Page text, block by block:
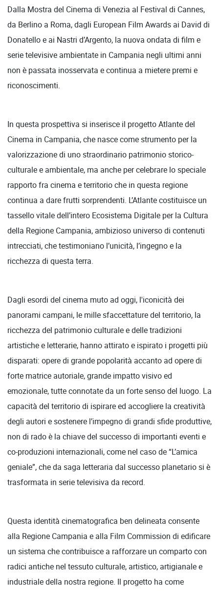
Dalla Mostra del Cinema di Venezia al Festival di Cannes,
da Berlino a Roma, dagli European Film Awards ai David di
Donatello e ai Nastri d’Argento, la nuova ondata di film e
serie televisive ambientate in Campania negli ultimi anni
non è passata inosservata e continua a mietere premi e
riconoscimenti.
In questa prospettiva si inserisce il progetto Atlante del
Cinema in Campania, che nasce come strumento per la
valorizzazione di uno straordinario patrimonio storico-
culturale e ambientale, ma anche per celebrare lo speciale
rapporto fra cinema e territorio che in questa regione
continua a dare frutti sorprendenti. L’Atlante costituisce un
tassello vitale dell’intero Ecosistema Digitale per la Cultura
della Regione Campania, ambizioso universo di contenuti
intrecciati, che testimoniano l’unicità, l’ingegno e la
ricchezza di questa terra.
Dagli esordi del cinema muto ad oggi, l'iconicità dei
panorami campani, le mille sfaccettature del territorio, la
ricchezza del patrimonio culturale e delle tradizioni
artistiche e letterarie, hanno attirato e ispirato i progetti più
disparati: opere di grande popolarità accanto ad opere di
forte matrice autoriale, grande impatto visivo ed
emozionale, tutte connotate da un forte senso del luogo. La
capacità del territorio di ispirare ed accogliere la creatività
degli autori e sostenere l’impegno di grandi sfide produttive,
non di rado è la chiave del successo di importanti eventi e
co-produzioni internazionali, come nel caso de “L’amica
geniale”, che da saga letteraria dal successo planetario si è
trasformata in serie televisiva da record.
Questa identità cinematografica ben delineata consente
alla Regione Campania e alla Film Commission di edificare
un sistema che contribuisce a rafforzare un comparto con
radici antiche nel tessuto culturale, artistico, artigianale e
industriale della nostra regione. Il progetto ha come